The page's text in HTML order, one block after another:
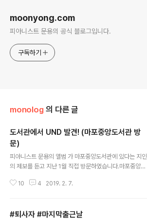
moonyong.com
피아니스트 문용의 공식 블로그입니다.
구독하기
monolog 의 다른 글
도서관에서 UND 발견! (마포중앙도서관 방
문)
피아니스트 문용의 앨범 가 마포중앙도서관에 있다는 지인
의 제보를 듣고 지난 1월 직접 방문하였습니다.마포중앙도
시설이 함께 있습니다.'현대카드 라이브러리도 아니고 무슨
잘 보이는 상단에 놓여있어 놀랍고 감격스러웠습니다.멀티
10 4 2019. 2. 7.
#퇴사자 #마지막출근날